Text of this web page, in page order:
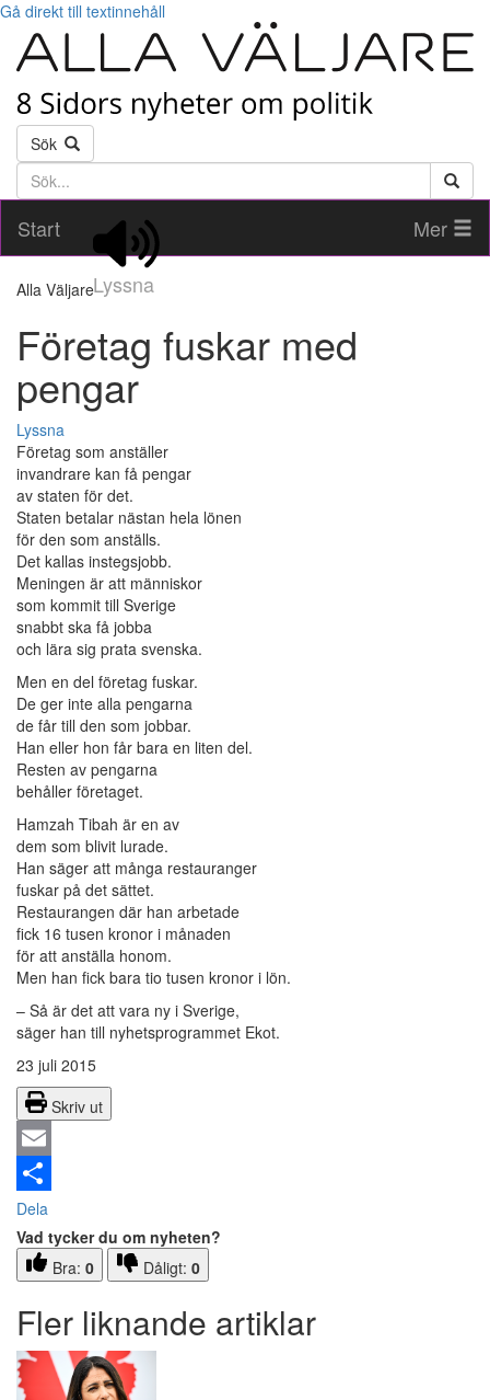
Gå direkt till textinnehåll
Sök
Söktext
Start
Lyssna
Mer
Alla Väljare
Företag fuskar med
pengar
Lyssna
Företag som anställer
invandrare kan få pengar
av staten för det.
Staten betalar nästan hela lönen
för den som anställs.
Det kallas instegsjobb.
Meningen är att människor
som kommit till Sverige
snabbt ska få jobba
och lära sig prata svenska.
Men en del företag fuskar.
De ger inte alla pengarna
de får till den som jobbar.
Han eller hon får bara en liten del.
Resten av pengarna
behåller företaget.
Hamzah Tibah är en av
dem som blivit lurade.
Han säger att många restauranger
fuskar på det sättet.
Restaurangen där han arbetade
fick 16 tusen kronor i månaden
för att anställa honom.
Men han fick bara tio tusen kronor i lön.
– Så är det att vara ny i Sverige,
säger han till nyhetsprogrammet Ekot.
23 juli 2015
Skriv ut
Email
Dela
Vad tycker du om nyheten?
Bra: 0 Dåligt: 0
Fler liknande artiklar